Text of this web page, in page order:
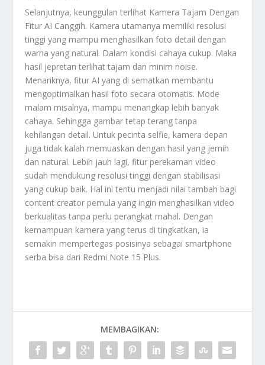
Selanjutnya, keunggulan terlihat Kamera Tajam Dengan
Fitur AI Canggih. Kamera utamanya memiliki resolusi
tinggi yang mampu menghasilkan foto detail dengan
warna yang natural. Dalam kondisi cahaya cukup. Maka
hasil jepretan terlihat tajam dan minim noise.
Menariknya, fitur AI yang di sematkan membantu
mengoptimalkan hasil foto secara otomatis. Mode
malam misalnya, mampu menangkap lebih banyak
cahaya. Sehingga gambar tetap terang tanpa
kehilangan detail. Untuk pecinta selfie, kamera depan
juga tidak kalah memuaskan dengan hasil yang jernih
dan natural. Lebih jauh lagi, fitur perekaman video
sudah mendukung resolusi tinggi dengan stabilisasi
yang cukup baik. Hal ini tentu menjadi nilai tambah bagi
content creator pemula yang ingin menghasilkan video
berkualitas tanpa perlu perangkat mahal. Dengan
kemampuan kamera yang terus di tingkatkan, ia
semakin mempertegas posisinya sebagai smartphone
serba bisa dari Redmi Note 15 Plus.
MEMBAGIKAN: